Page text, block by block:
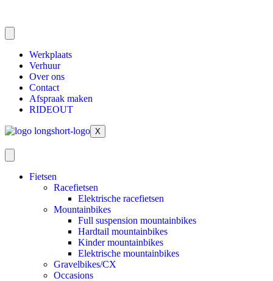
Werkplaats
Verhuur
Over ons
Contact
Afspraak maken
RIDEOUT
X
Fietsen
Racefietsen
Elektrische racefietsen
Mountainbikes
Full suspension mountainbikes
Hardtail mountainbikes
Kinder mountainbikes
Elektrische mountainbikes
Gravelbikes/CX
Occasions